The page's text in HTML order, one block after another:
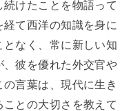
けたことを物語って
て西洋の知識を身に
なく、常に新しい知
彼を優れた外交官や
言葉は、現代に生き
との大切さを教えて